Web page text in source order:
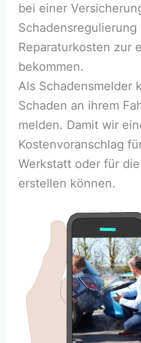
bei einer
Schadensregulierung
Reparaturkosten zur
bekommen.
Als Schadensmelder
Schaden an ihrem
melden. Damit wir
Kostenvoranschlag
Werkstatt oder für
erstellen können.